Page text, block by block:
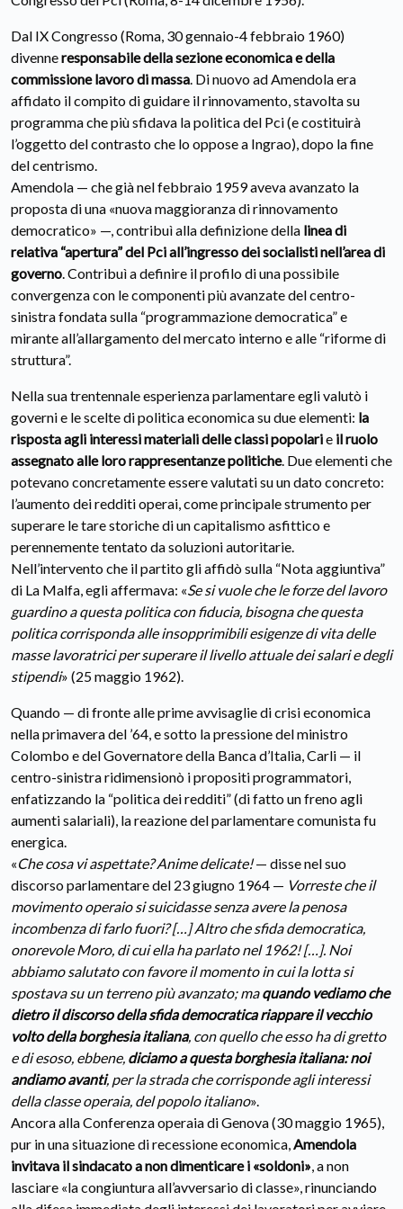
Dal IX Congresso (Roma, 30 gennaio-4 febbraio 1960)
divenneresponsabile della sezione economica e della
commissione lavoro di massa. Di nuovo ad Amendola era
affidato il compito di guidare il rinnovamento, stavolta su
programma che più sfidava la politica del Pci (e costituirà
l’oggetto del contrasto che lo oppose a Ingrao), dopo la fine
del centrismo.
Amendola — che già nel febbraio 1959 aveva avanzato la
proposta di una «nuova maggioranza di rinnovamento
democratico» —, contribuì alla definizione della linea di
relativa “apertura” del Pci all’ingresso dei socialisti nell’area di
governo. Contribuì a definire il profilo di una possibile
convergenza con le componenti più avanzate del centro-
sinistra fondata sulla “programmazione democratica” e
mirante all’allargamento del mercato interno e alle “riforme di
struttura”.
Nella sua trentennale esperienza parlamentare egli valutò i
governi e le scelte di politica economica su due elementi: la
risposta agli interessi materiali delle classi popolarie il ruolo
assegnato alle loro rappresentanze politiche. Due elementi che
potevano concretamente essere valutati su un dato concreto:
l’aumento dei redditi operai, come principale strumento per
superare le tare storiche di un capitalismo asfittico e
perennemente tentato da soluzioni autoritarie.
Nell’intervento che il partito gli affidò sulla “Nota aggiuntiva”
di La Malfa, egli affermava: «Se si vuole che le forze del lavoro
guardino a questa politica con fiducia, bisogna che questa
politica corrisponda alle insopprimibili esigenze di vita delle
masse lavoratrici per superare il livello attuale dei salari e degli
stipendi» (25 maggio 1962).
Quando — di fronte alle prime avvisaglie di crisi economica
nella primavera del ’64, e sotto la pressione del ministro
Colombo e del Governatore della Banca d’Italia, Carli — il
centro-sinistra ridimensionò i propositi programmatori,
enfatizzando la “politica dei redditi” (di fatto un freno agli
aumenti salariali), la reazione del parlamentare comunista fu
energica.
«Che cosa vi aspettate? Anime delicate!— disse nel suo
discorso parlamentare del 23 giugno 1964 — Vorreste che il
movimento operaio si suicidasse senza avere la penosa
incombenza di farlo fuori? […] Altro che sfida democratica,
onorevole Moro, di cui ella ha parlato nel 1962! […]. Noi
abbiamo salutato con favore il momento in cui la lotta si
spostava su un terreno più avanzato; maquando vediamo che
dietro il discorso della sfida democratica riappare il vecchio
volto della borghesia italiana, con quello che esso ha di gretto
e di esoso, ebbene, diciamo a questa borghesia italiana: noi
andiamo avanti, per la strada che corrisponde agli interessi
della classe operaia, del popolo italiano».
Ancora alla Conferenza operaia di Genova (30 maggio 1965),
pur in una situazione di recessione economica,Amendola
invitava il sindacato a non dimenticare i «soldoni», a non
lasciare «la congiuntura all’avversario di classe», rinunciando